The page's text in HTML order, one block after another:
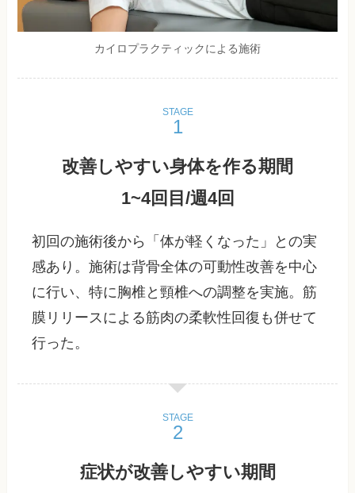
カイロプラクティックによる施術
STAGE
改善しやすい身体を作る期間
1~4回目/週4回
初回の施術後から「体が軽くなった」との実
感あり。施術は背骨全体の可動性改善を中心
に行い、特に胸椎と頸椎への調整を実施。筋
膜リリースによる筋肉の柔軟性回復も併せて
行った。
STAGE
症状が改善しやすい期間